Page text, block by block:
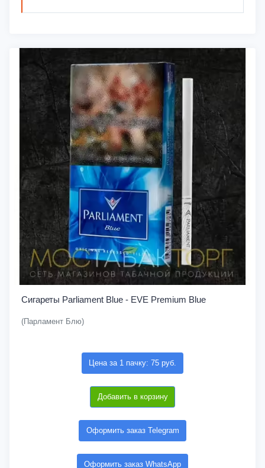
Сигареты Parliament Blue - EVE Premium Blue
(Парламент Блю)
Цена за 1 пачку: 75 руб.
Добавить в корзину
Оформить заказ Telegram
Оформить заказ WhatsApp